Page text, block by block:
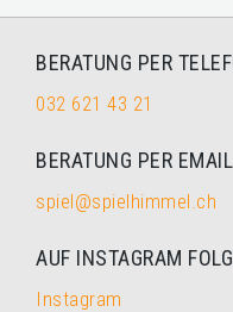
BERATUNG PER
032 621 43 21
BERATUNG PER EMAIL
spiel@spielhimmel.ch
AUF INSTAGRAM
Instagram